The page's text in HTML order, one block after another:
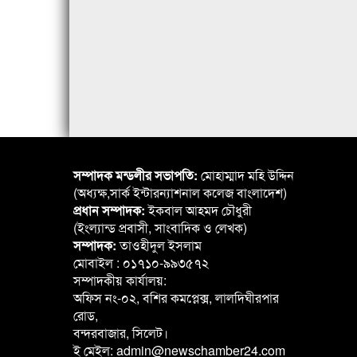
সম্পাদক মন্ডলীর সভাপতি: মোহাম্মাদ মহি উদ্দিন
(অধ্যক্ষ,সার্ক ইন্টারন্যাশনাল কলেজ বাংলাদেশ)
প্রধান সম্পাদক:ইকবাল আহমদ চৌধুরী
(ইংল্যান্ড প্রবাসী, সাংবাদিক ও লেখক)
সম্পাদক:তাওহীদুল ইসলাম
মোবাইল : ০১৭১০-৯৯৩৫৭২
সম্পাদকীয় কার্যালয়:
অফিস নং-০২, বশির কমপ্লেক্স, লালদিঘীরপার
রোড,
বন্দরবাজার, সিলেট।
ই মেইল: admin@newschamber24.com